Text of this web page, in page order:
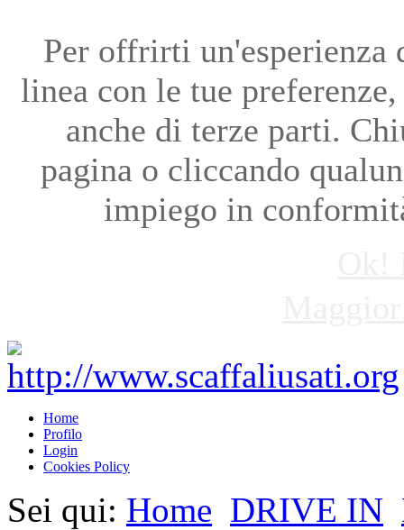
Per offrirti un'esperienza
linea con le tue
anche di terze parti.
pagina o cliccando
impiego in
Home
Profilo
Login
Cookies Policy
Sei qui: Home DRIVE IN